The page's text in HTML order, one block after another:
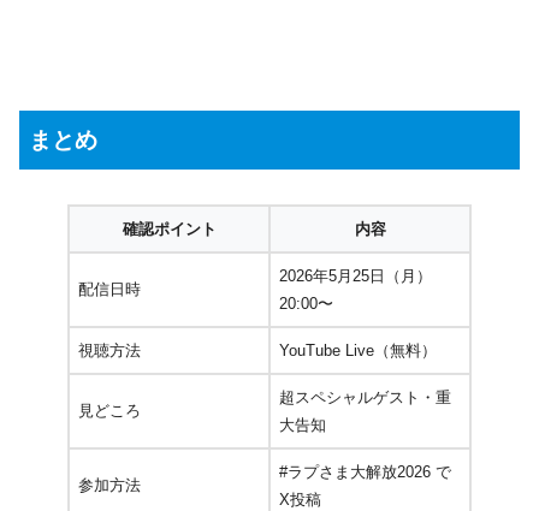
まとめ
確認ポイント 内容
配信日時
2026年5月25日（月）
20:00〜
視聴方法 YouTube Live（無料）
見どころ
超スペシャルゲスト・重
大告知
参加方法
#ラプさま大解放2026 で
X投稿